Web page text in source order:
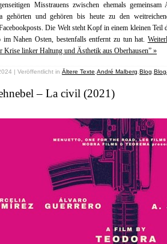
Misstrauens zwischen ehemals
gehörten und gehören bis heute zu den
Die Welt steht Kopf in einem kleinen Teil
Nahen Osten, bestenfalls entfernt zu tun hat.
Krise linker Haltung und Ästhetik aus Oberhausen” »
| Veröffentlicht in Ältere Texte André Malberg Blog
– La civil (2021)